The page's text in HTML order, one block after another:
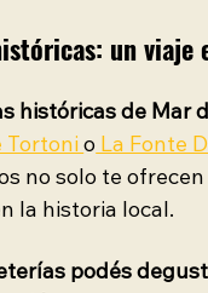
un viaje
históricas de Mar
Tortoni o La Fonte
no solo te
la historia local.
podés